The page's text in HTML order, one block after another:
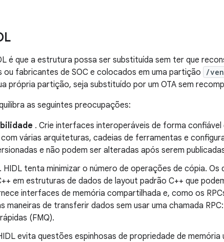
é que a estrutura possa ser substituída sem ter que
fabricantes de SOC e colocados em uma partição
/
própria partição, seja substituído por um OTA sem
as seguintes preocupações:
. Crie interfaces interoperáveis ​​de forma
várias arquiteturas, cadeias de ferramentas e
e não podem ser alteradas após serem
. HIDL tenta minimizar o número de operações de cópia.
em estruturas de dados de layout padrão C++ que
interfaces de memória compartilhada e, como os
maneiras de transferir dados sem usar uma chamada
(FMQ).
evita questões espinhosas de propriedade de memória